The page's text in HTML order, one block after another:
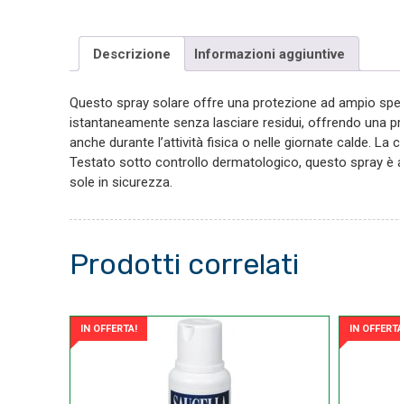
Descrizione Informazioni aggiuntive
Questo spray solare offre una protezione ad ampio
istantaneamente senza lasciare residui, offrendo una
anche durante l’attività fisica o nelle giornate calde.
Testato sotto controllo dermatologico, questo spray è
sole in sicurezza.
Prodotti correlati
IN OFFERTA! IN